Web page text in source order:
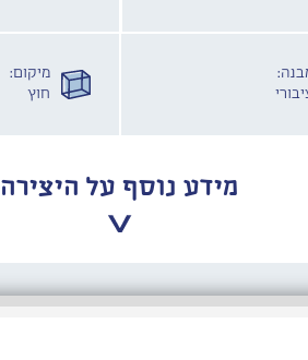
מיקום:
חוץ
מידע נוסף על היצירה